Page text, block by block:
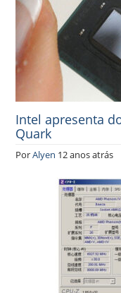
Intel apresenta
Quark
PorAlyen 12 anos atrás